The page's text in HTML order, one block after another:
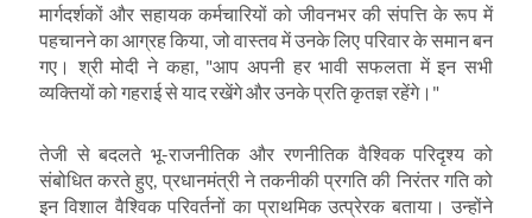
मार्गदर्शकों और सहायक कर्मचारियों को जीवनभर की संपत्ति के रूप में
पहचानने का आग्रह किया जो वास्तव में उनके लिए परिवार के समान बन
गए। श्री मोदी ने कहा, "आप अपनी हर भावी सफलता में इन सभी
व्यक्तियों को गहराई से याद रखेंगे और उनके प्रति कृतज्ञ रहेंगे।"
तेजी से बदलते भू-राजनीतिक और रणनीतिक वैश्विक परिदृश्य को
संबोधित करते हुए प्रधानमंत्री ने तकनीकी प्रगति की निरंतर गति को
इन विशाल वैश्विक परिवर्तनों का प्राथमिक उत्प्रेरक बताया। उन्होंने